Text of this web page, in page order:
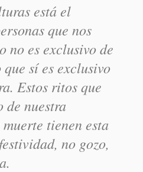
está el
que nos
no es exclusivo de
sí es exclusivo
Estos ritos que
de nuestra
tienen esta
no gozo,